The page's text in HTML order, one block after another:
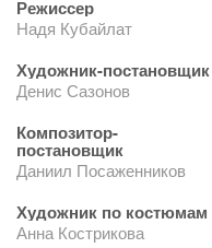
Режиссер
Надя Кубайлат
Художник-постановщик
Денис Сазонов
Композитор-
постановщик
Даниил Посаженников
Художник по костюмам
Анна Кострикова